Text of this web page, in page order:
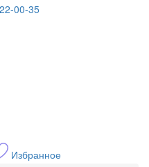
00-35
Избранное